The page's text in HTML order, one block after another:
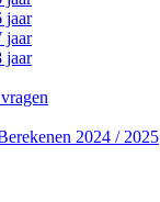
jaar
jaar
jaar
2024 / 2025